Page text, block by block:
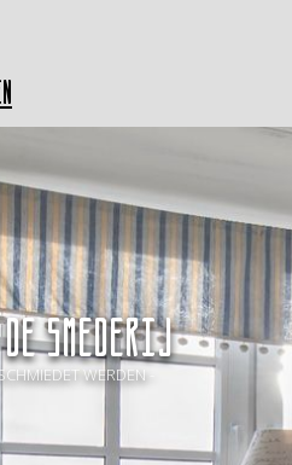
De Smederij
WERDEN -